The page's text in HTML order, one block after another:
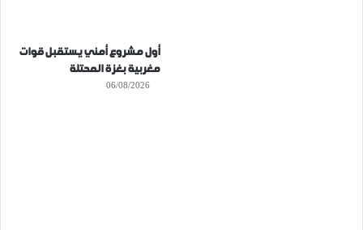
أول مشروع أمني يستقبل قوات
مغربية بغزة المحتلة
06/08/2026